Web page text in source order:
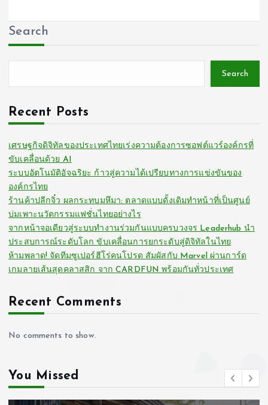
Search
Search
Recent Posts
เศรษฐกิจดิจิทัลของประเทศไทยเร่งความต้องการซอฟต์แวร์องค์กรที่
ขับเคลื่อนด้วย AI
ระบบอัตโนมัติอัจฉริยะ ก้าวสู่ความได้เปรียบทางการแข่งขันของ
องค์กรไทย
ร้านค้าปลีกจิ๋ว ผลกระทบมหึมา: ตลาดแบบดั้งเดิมทำหน้าที่เป็นศูนย์
บ่มเพาะนวัตกรรมแฟชั่นไทยอย่างไร
จากหน้าจอเดียวสู่ระบบทำงานร่วมกันแบบครบวงจร Leaderhub นำ
ประสบการณ์ระดับโลก ขับเคลื่อนการยกระดับสู่ดิจิทัลในไทย
ห้ามพลาด! จัดทีมซูเปอร์ฮีโร่คนโปรด สัมผัสกับ Marvel ผ่านการ์ด
เกมลายเส้นสุดคลาสสิก จาก CARDFUN พร้อมกันทั่วประเทศ
Recent Comments
No comments to show.
You Missed